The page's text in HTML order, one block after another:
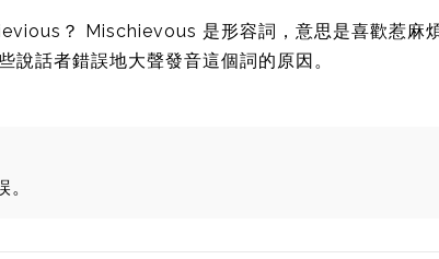
？ Mischievous 是形容詞，意思是喜歡惹麻
說話者錯誤地大聲發音這個詞的原因。